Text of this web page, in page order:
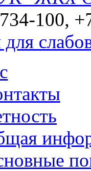
100,
для